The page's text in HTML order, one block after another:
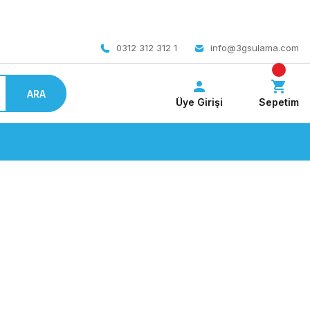
0312 312 312 1 info@3gsulama.com
ARA
Üye Girişi Sepetim